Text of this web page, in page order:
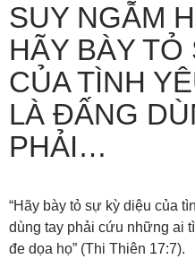
SUY NGẪM
HÃY BÀY
CỦA TÌNH
LÀ ĐẤNG
PHẢI…
“Hãy bày tỏ sự kỳ diệu của
dùng tay phải cứu những ai
đe dọa họ” (Thi Thiên 17:7).